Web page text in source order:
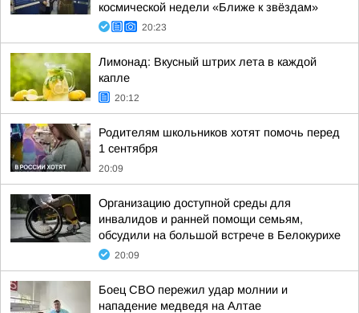
космической недели «Ближе к звёздам»
20:23
Лимонад: Вкусный штрих лета в каждой
капле
20:12
Родителям школьников хотят помочь перед
1 сентября
20:09
Организацию доступной среды для
инвалидов и ранней помощи семьям,
обсудили на большой встрече в Белокурихе
20:09
Боец СВО пережил удар молнии и
нападение медведя на Алтае